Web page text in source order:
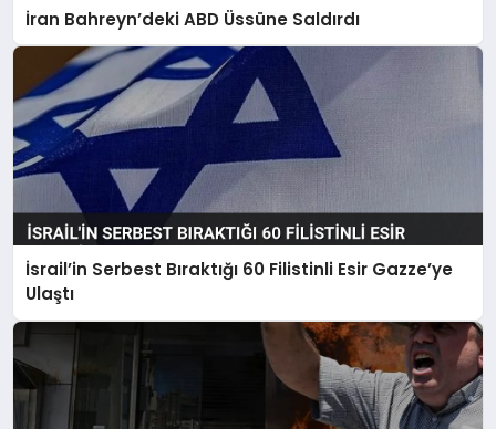
İran Bahreyn’deki ABD Üssüne Saldırdı
İsrail’in Serbest Bıraktığı 60 Filistinli Esir Gazze’ye
Ulaştı